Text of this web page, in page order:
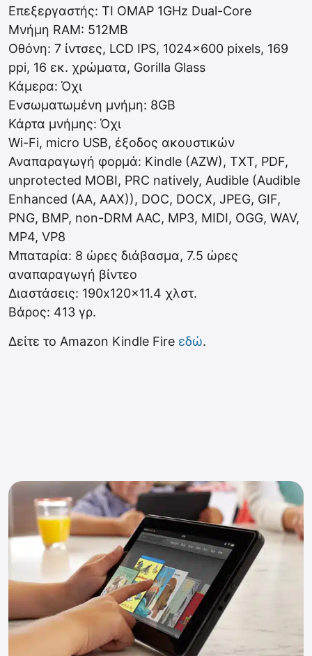
Επεξεργαστής: TI OMAP 1GHz Dual-Core
Μνήμη RAM: 512MB
Οθόνη: 7 ίντσες, LCD IPS, 1024×600 pixels, 169
ppi, 16 εκ. χρώματα, Gorilla Glass
Κάμερα: Όχι
Ενσωματωμένη μνήμη: 8GB
Κάρτα μνήμης: Όχι
Wi-Fi, micro USB, έξοδος ακουστικών
Αναπαραγωγή φορμά: Kindle (AZW), TXT, PDF,
unprotected MOBI, PRC natively, Audible (Audible
Enhanced (AA, AAX)), DOC, DOCX, JPEG, GIF,
PNG, BMP, non-DRM AAC, MP3, MIDI, OGG, WAV,
MP4, VP8
Μπαταρία: 8 ώρες διάβασμα, 7.5 ώρες
αναπαραγωγή βίντεο
Διαστάσεις: 190x120x11.4 χλστ.
Βάρος: 413 γρ.
Δείτε το Amazon Kindle Fire εδώ.